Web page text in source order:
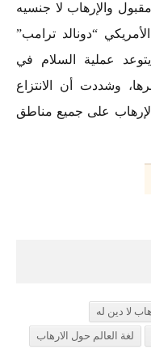
والإرهاب لا جنسيه
“دونالد ترامب”
عملية السلام في
وشددت أن الانتزاع
على جميع مناطق
لا دين له
لغة العالم حول الارهاب